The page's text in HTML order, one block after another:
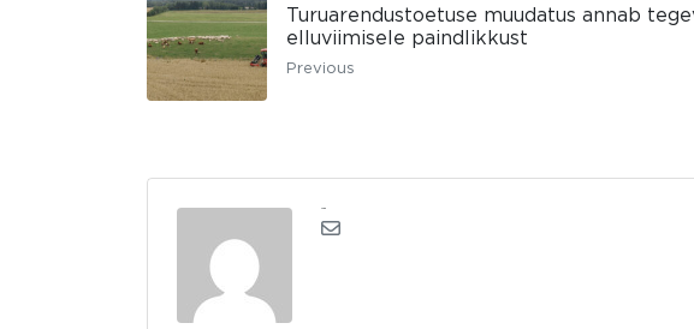
Turuarendustoetuse muudatus annab
elluviimisele paindlikkust
Previous